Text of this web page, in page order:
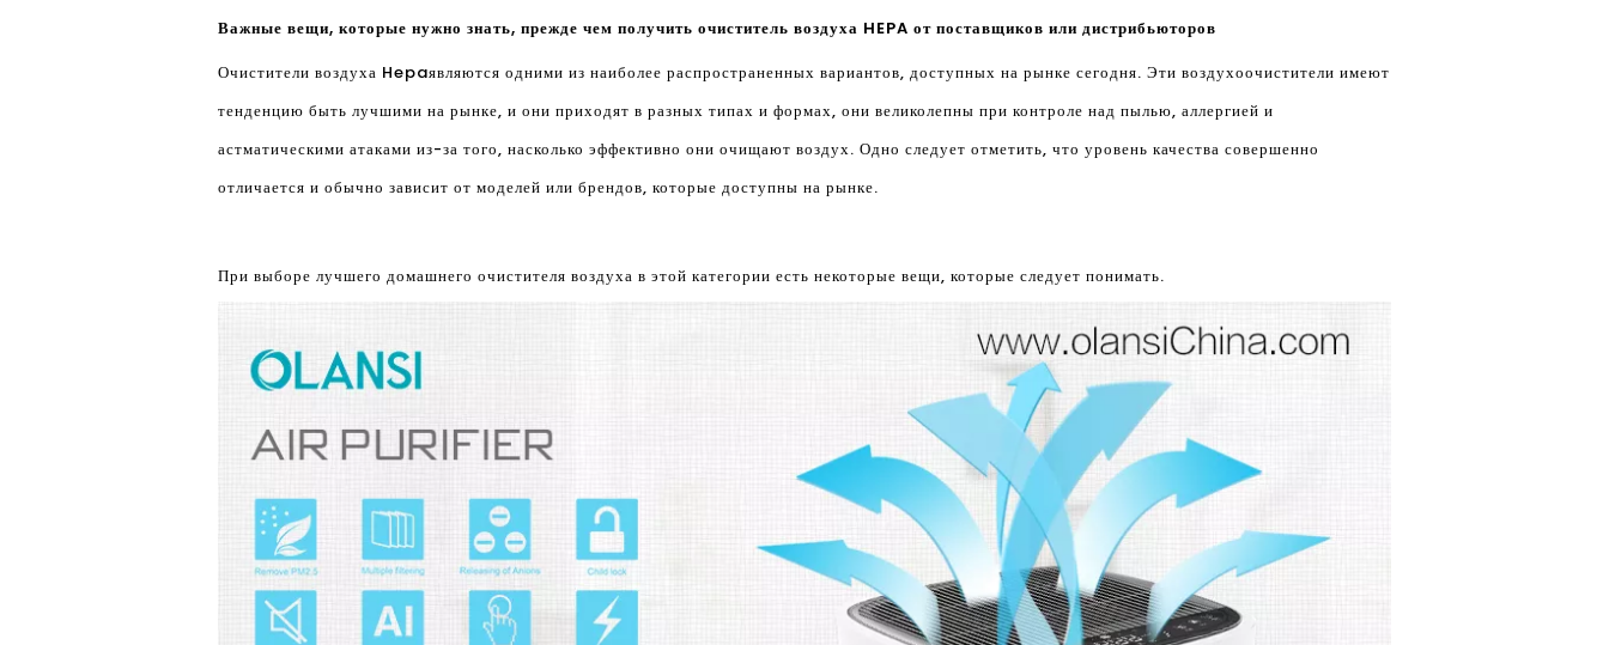
Важные вещи, которые нужно знать, прежде чем получить очиститель воздуха HEPA от поставщиков или дистрибьюторов
Очистители воздуха Hepaявляются одними из наиболее распространенных вариантов, доступных на рынке сегодня. Эти воздухоочистители имеют
тенденцию быть лучшими на рынке, и они приходят в разных типах и формах, они великолепны при контроле над пылью, аллергией и
астматическими атаками из-за того, насколько эффективно они очищают воздух. Одно следует отметить, что уровень качества совершенно
отличается и обычно зависит от моделей или брендов, которые доступны на рынке.
При выборе лучшего домашнего очистителя воздуха в этой категории есть некоторые вещи, которые следует понимать.